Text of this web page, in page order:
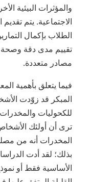
والمؤثرات البيئية
الاجتماعية. يتم
الطلاب بإكمال
تقييم مدى دقة وصحة
مصادر متعددة.
فيما يتعلق بأهمية
المبكر قد زوّدت
للكحوليات والمخدرات
ترى أن أولئك الأشخاص
المخدرات أنه من
بذلك؛ لقد أدت
الأساسية فقط أو